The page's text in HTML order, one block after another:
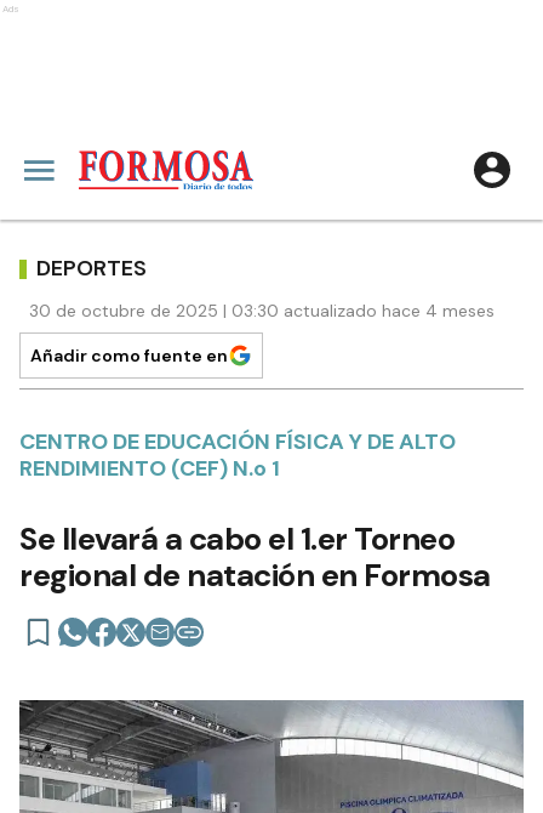
Ads
DEPORTES
30 de octubre de 2025 | 03:30 actualizado hace 4 meses
Añadir como fuente en
CENTRO DE EDUCACIÓN FÍSICA Y DE ALTO
RENDIMIENTO (CEF) N.o 1
Se llevará a cabo el 1.er Torneo
regional de natación en Formosa